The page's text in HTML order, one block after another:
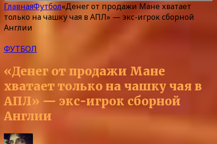
ГлавнаяФутбол«Денег от продажи Мане хватает
только на чашку чая в АПЛ» — экс-игрок сборной
Англии
ФУТБОЛ
«Денег от продажи Мане
хватает только на чашку чая в
АПЛ» — экс-игрок сборной
Англии